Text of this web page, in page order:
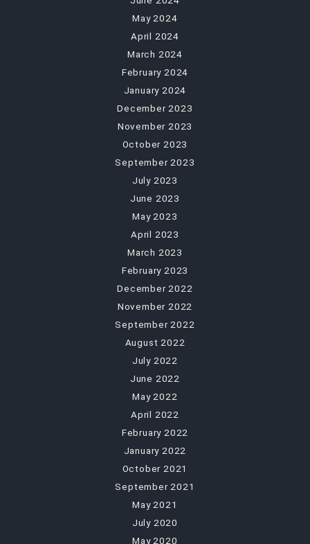
May 2024
April 2024
March 2024
February 2024
January 2024
December 2023
November 2023
October 2023
September 2023
July 2023
June 2023
May 2023
April 2023
March 2023
February 2023
December 2022
November 2022
September 2022
August 2022
July 2022
June 2022
May 2022
April 2022
February 2022
January 2022
October 2021
September 2021
May 2021
July 2020
May 2020